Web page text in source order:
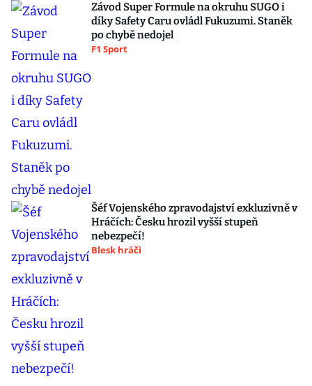
Závod Super Formule na okruhu SUGO i
díky Safety Caru ovládl Fukuzumi. Staněk
po chybě nedojel
F1 Sport
Šéf Vojenského zpravodajství exkluzivně v
Hráčích: Česku hrozil vyšší stupeň
nebezpečí!
Blesk hráči